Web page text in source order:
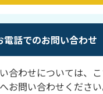
電話でのお問い合わせ
合わせについては、
お問い合わせください